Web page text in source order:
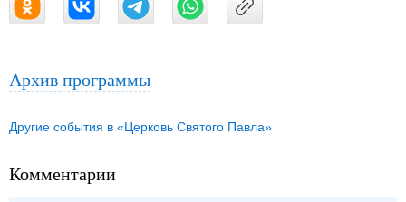
Архив программы
Другие события в «Церковь Святого Павла»
Комментарии